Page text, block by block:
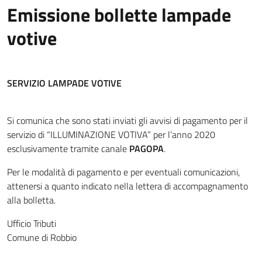
Emissione bollette lampade
votive
SERVIZIO LAMPADE VOTIVE
Si comunica che sono stati inviati gli avvisi di pagamento per il
servizio di “ILLUMINAZIONE VOTIVA” per l’anno 2020
esclusivamente tramite canale PAGOPA.
Per le modalità di pagamento e per eventuali comunicazioni,
attenersi a quanto indicato nella lettera di accompagnamento
alla bolletta.
Ufficio Tributi
Comune di Robbio